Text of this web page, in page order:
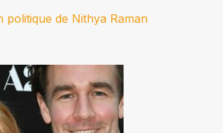
politique de Nithya Raman